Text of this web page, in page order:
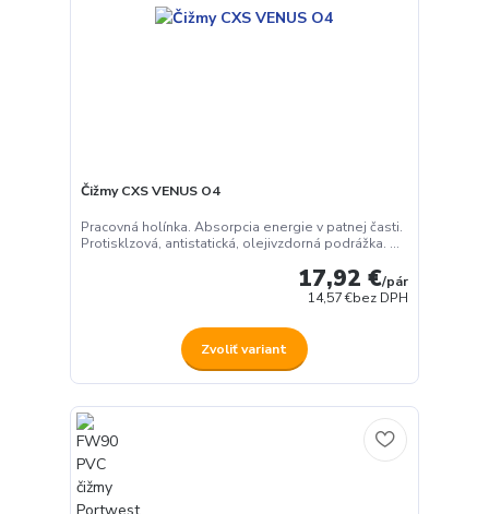
Čižmy CXS VENUS O4
Pracovná holínka. Absorpcia energie v patnej časti.
Protisklzová, antistatická, olejivzdorná podrážka. ...
17,92 €/pár
14,57 €bez DPH
Zvoliť variant